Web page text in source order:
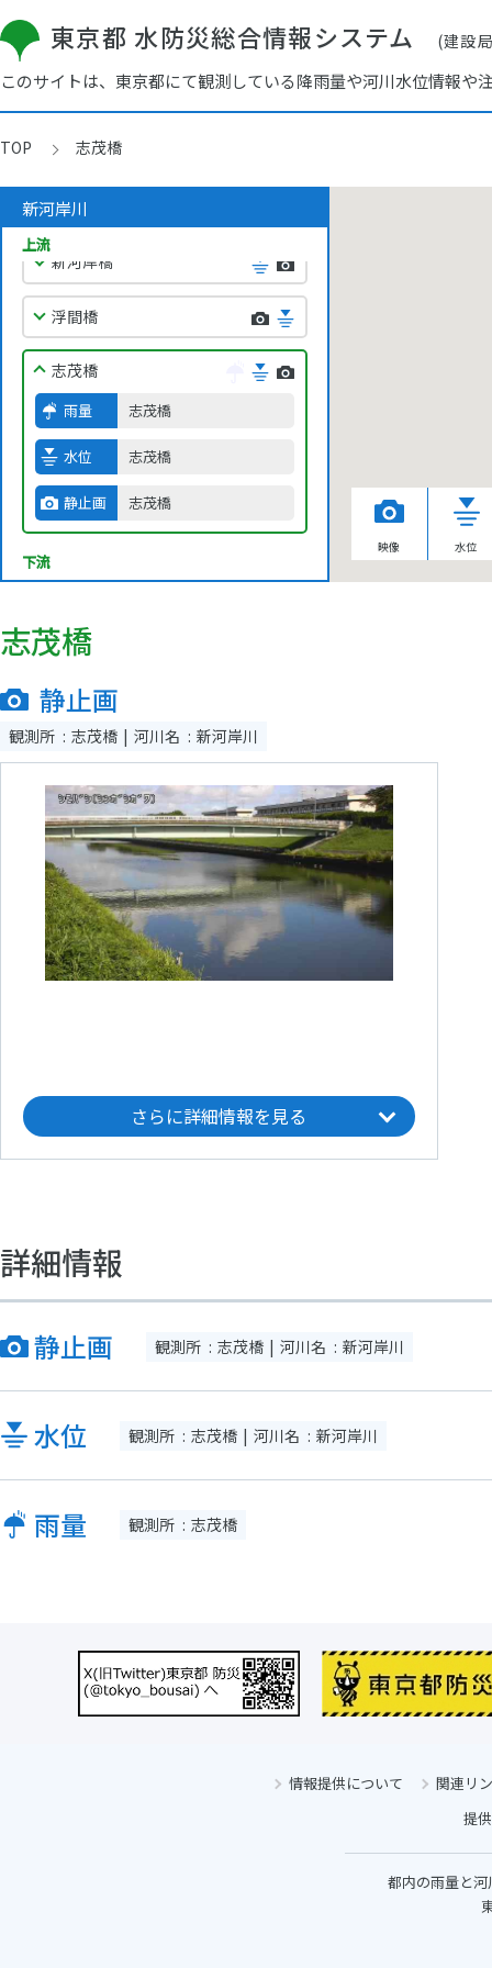
東京都 水防災総合情報システム (建設
このサイトは、東京都にて観測している降雨量や河川水位情報
TOP 志茂橋
新河岸川
上流
赤塚
舟渡大橋
新河岸橋
浮間橋
志茂橋
雨量 志茂橋
水位 志茂橋
静止画 志茂橋
下流
映像 水位
志茂橋
静止画
観測所 志茂橋 河川名 新河岸川
さらに詳細情報を見る
詳細情報
静止画 観測所 志茂橋 河川名 新河岸川
水位 観測所 志茂橋 河川名 新河岸川
雨量 観測所 志茂橋
情報提供について
関連リ
提供
都内の雨量と